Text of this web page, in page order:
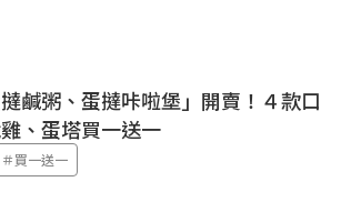
鹹粥、蛋撻咔啦堡」開賣！４款口
、蛋塔買一送一
＃買一送一